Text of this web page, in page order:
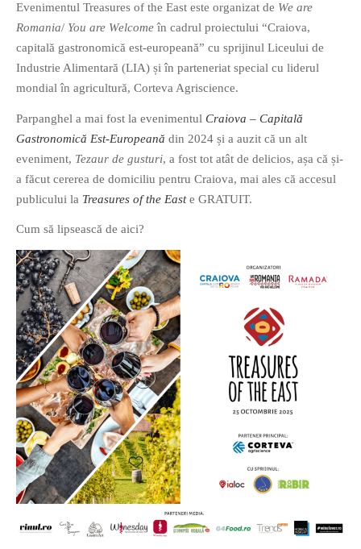
Victor Sosea – Designer
GloryBox.ro
Vreau-schimbare.ro
PRIETENI DIN BREASLA
Filme-Carti.ro
Evenimentul Treasures of the East este organizat de We are
Romania/ You are Welcomeîn cadrul proiectului “Craiova,
capitală gastronomică est-europeană” cu sprijinul Liceului de
Industrie Alimentară (LIA) și în parteneriat special cu liderul
mondial în agricultură, Corteva Agriscience.
Parpanghel a mai fost la evenimentul Craiova – Capitală
Gastronomică Est-Europeană din 2024 și a auzit că un alt
eveniment, Tezaur de gusturi, a fost tot atât de delicios, așa că și-
a făcut cererea de domiciliu pentru Craiova, mai ales că accesul
publicului la Treasures of the Easte GRATUIT.
Cum să lipsească de aici?